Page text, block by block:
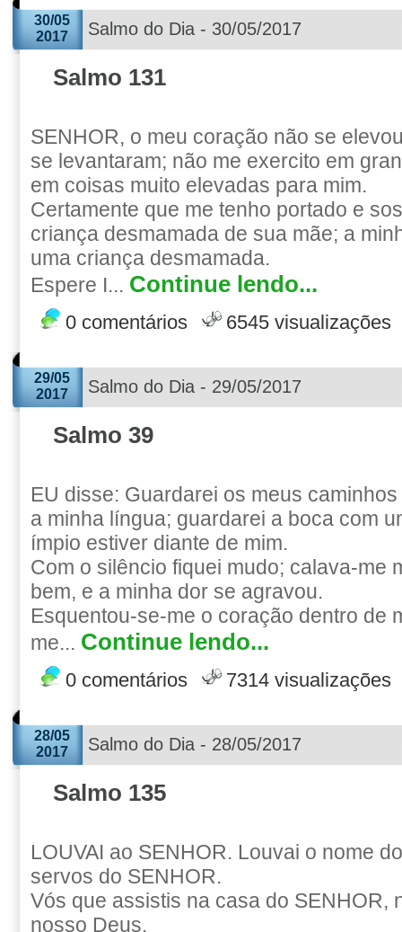
30/05
2017
Salmo do Dia - 30/05/2017
Salmo 131
SENHOR, o meu coração não se
se levantaram; não me exercito em
em coisas muito elevadas para mim.
Certamente que me tenho portado e
criança desmamada de sua mãe; a
uma criança desmamada.
Espere I... Continue lendo...
0 comentários 6545 visualizações
29/05
2017
Salmo do Dia - 29/05/2017
Salmo 39
EU disse: Guardarei os meus
a minha língua; guardarei a boca com
ímpio estiver diante de mim.
Com o silêncio fiquei mudo; calava-me
bem, e a minha dor se agravou.
Esquentou-se-me o coração dentro de
me... Continue lendo...
0 comentários 7314 visualizações
28/05
2017
Salmo do Dia - 28/05/2017
Salmo 135
LOUVAI ao SENHOR. Louvai o nome
servos do SENHOR.
Vós que assistis na casa do SENHOR,
nosso Deus.